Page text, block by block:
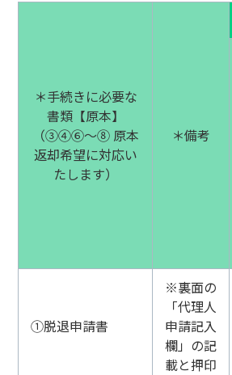
＊手続きに必要な
書類【原本】
（③④⑥～⑧ 原本
返却希望に対応い
たします）
＊備考
①脱退申請書
※裏面の
「代理人
申請記入
欄」の記
載と押印